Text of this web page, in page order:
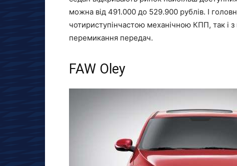
можна від 491.000 до 529.900 рублів. І
чотириступінчастою механічною КПП, так і
перемикання передач.
FAW Oley